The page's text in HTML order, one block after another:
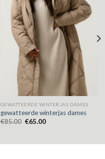
GEWATTEERDE WINTERJAS DAMES
gewatteerde winterjas dames
€85.00 €65.00